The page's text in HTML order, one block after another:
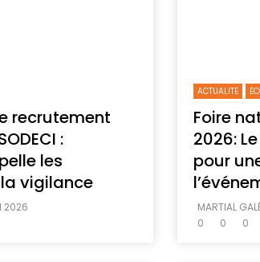
recrutement
:
les
vigilance
2026
ACTUALITE
Foire
2026:
pour
MARTIAL
0
0 0